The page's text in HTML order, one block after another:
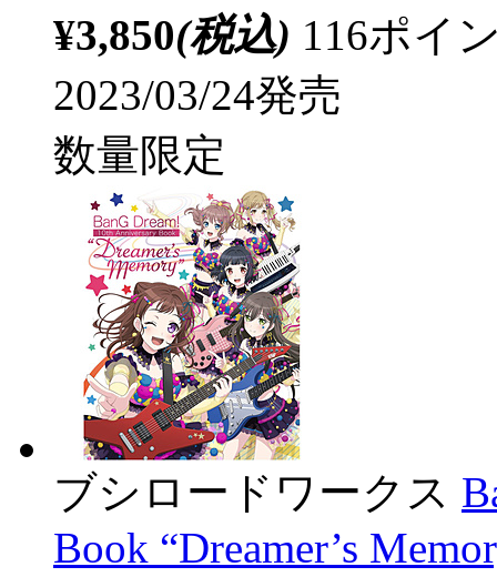
¥3,850(税込) 116ポイ
2023/03/24発売
数量限定
ブシロードワークス
Book “Dreamer’s